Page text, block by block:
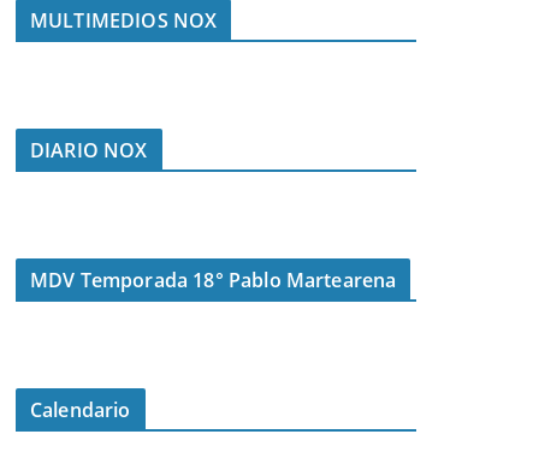
MULTIMEDIOS NOX
DIARIO NOX
MDV Temporada 18° Pablo Martearena
Calendario